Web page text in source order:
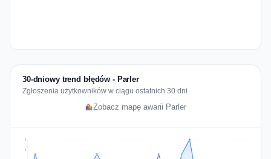
30-dniowy trend błędów - Parler
Zgłoszenia użytkowników w ciągu ostatnich 30 dni
Zobacz mapę awarii Parler
2
3